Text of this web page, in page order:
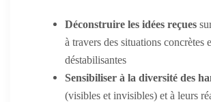
Déconstruire les idées reçues
à travers des situations concrètes
déstabilisantes
Sensibiliser à la diversité des
(visibles et invisibles) et à leurs